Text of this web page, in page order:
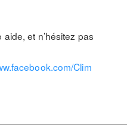
et n’hésitez pas
Clim